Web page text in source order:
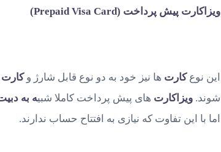
ویزاکارت پیش پرداخت (Prepaid Visa Card)
این نوعکارت ها نیز خود به دو نوع قابل شارژ وکارت
شوند. ویزاکارت های پیش پرداخت کاملا شبیه به
اما با این تفاوت که نیازی به افتتاح حساب ندارند.